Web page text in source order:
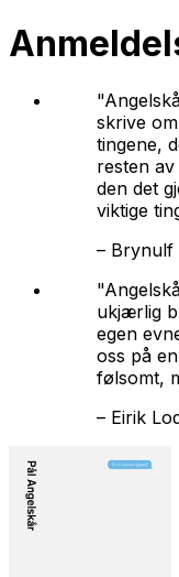
skrive
tingene,
resten
den det
viktige
– Brynulf
ukjærlig
egen
oss på
følsomt,
– Eirik